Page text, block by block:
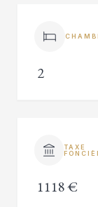
2
TAXE
1118 €